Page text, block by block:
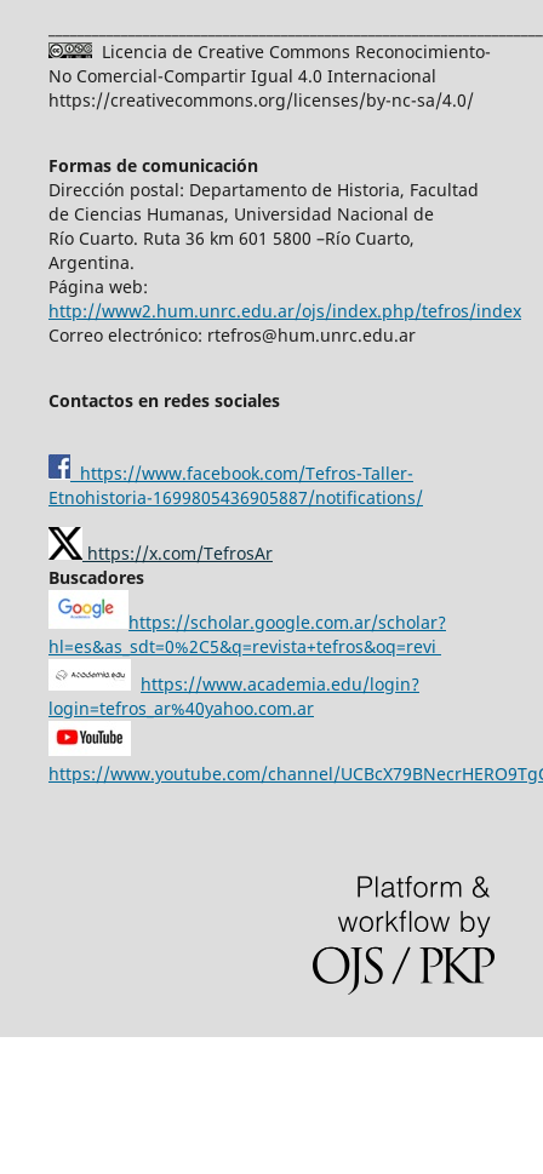
Licencia de Creative Commons Reconocimiento-
No Comercial-Compartir Igual 4.0 Internacional
https://creativecommons.org/licenses/by-nc-sa/4.0/
Formas de comunicación
Dirección postal: Departamento de Historia, Facultad
de Ciencias Humanas, Universidad Nacional de
Río Cuarto. Ruta 36 km 601 5800 –Río Cuarto,
Argentina.
Página web:
http://www2.hum.unrc.edu.ar/ojs/index.php/tefros/index
Correo electrónico: rtefros@hum.unrc.edu.ar
Contactos en redes sociales
https://www.facebook.com/Tefros-Taller-
Etnohistoria-1699805436905887/notifications/
https://x.com/TefrosAr
Buscadores
https://scholar.google.com.ar/scholar?
hl=es&as_sdt=0%2C5&q=revista+tefros&oq=revi
https://www.academia.edu/login?
login=tefros_ar%40yahoo.com.ar
https://www.youtube.com/channel/